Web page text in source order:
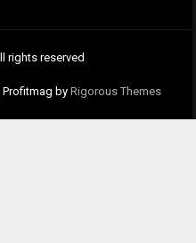
rights reserved
Profitmag by Rigorous Themes